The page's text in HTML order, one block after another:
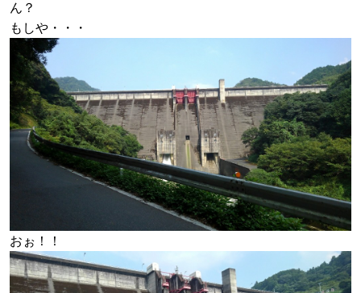
ん？
もしや・・・
おぉ！！